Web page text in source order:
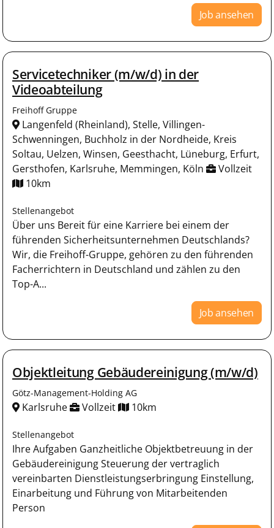
Job ansehen
Servicetechniker (m/w/d) in der
Videoabteilung
Freihoff Gruppe
Langenfeld (Rheinland), Stelle, Villingen-
Schwenningen, Buchholz in der Nordheide, Kreis
Soltau, Uelzen, Winsen, Geesthacht, Lüneburg, Erfurt,
Gersthofen, Karlsruhe, Memmingen, Köln
Vollzeit
10km
Stellenangebot
Über uns Bereit für eine Karriere bei einem der
führenden Sicherheitsunternehmen Deutschlands?
Wir, die Freihoff-Gruppe, gehören zu den führenden
Facherrichtern in Deutschland und zählen zu den
Top-A...
Job ansehen
Objektleitung Gebäudereinigung (m/w/d)
Götz-Management-Holding AG
Karlsruhe Vollzeit 10km
Stellenangebot
Ihre Aufgaben Ganzheitliche Objektbetreuung in der
Gebäudereinigung Steuerung der vertraglich
vereinbarten Dienstleistungserbringung Einstellung,
Einarbeitung und Führung von Mitarbeitenden
Person